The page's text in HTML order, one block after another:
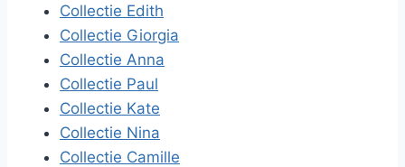
Collectie Edith
Collectie Giorgia
Collectie Anna
Collectie Paul
Collectie Kate
Collectie Nina
Collectie Camille